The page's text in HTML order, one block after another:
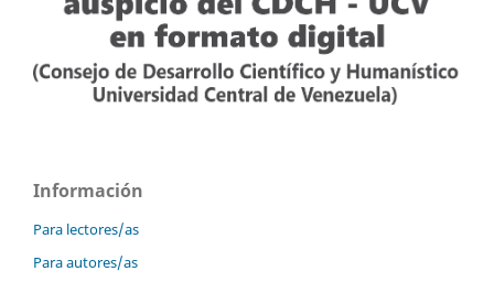
Información
Para lectores/as
Para autores/as